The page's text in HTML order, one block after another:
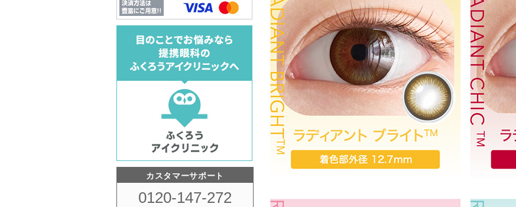
カスタマーサポート
0120-147-272